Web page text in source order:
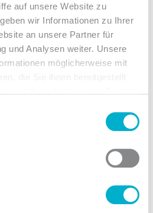
auf unsere Website zu
wir Informationen zu Ihrer
an unsere Partner für
und Analysen weiter. Unsere
möglicherweise mit
– 77
without prior notification